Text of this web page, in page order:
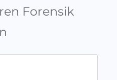
Forensik